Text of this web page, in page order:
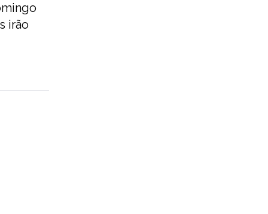
irão